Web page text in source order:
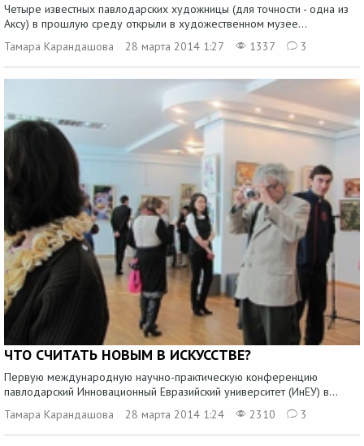
Четыре известных павлодарских художницы (для точности - одна из
Аксу) в прошлую среду открыли в художественном музее...
Тамара Карандашова
28 марта 2014 1:27 1337 3
ЧТО СЧИТАТЬ НОВЫМ В ИСКУССТВЕ?
Первую международную научно-практическую конференцию
павлодарский Инновационный Евразийский университет (ИнЕУ) в...
Тамара Карандашова
28 марта 2014 1:24 2310 3